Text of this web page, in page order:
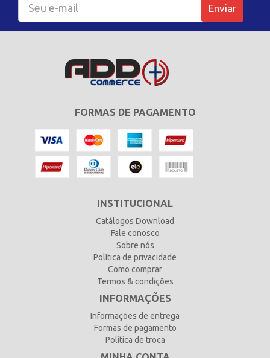
Enviar
FORMAS DE PAGAMENTO
INSTITUCIONAL
Catálogos Download
Fale conosco
Sobre nós
Política de privacidade
Como comprar
Termos & condições
INFORMAÇÕES
Informações de entrega
Formas de pagamento
Política de troca